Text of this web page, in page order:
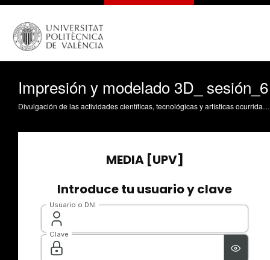
Impresión y modelado 3D_ sesión_6
Divulgación de las actividades científicas, tecnológicas y artísticas ocurridas en los tres campus de la UPV